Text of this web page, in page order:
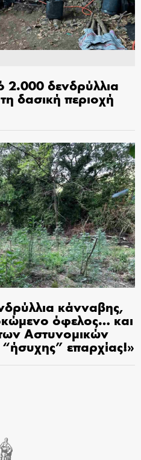
δενδρύλλια
δασική περιοχή
κάνναβης,
όφελος… και
Αστυνομικών
επαρχίας!»